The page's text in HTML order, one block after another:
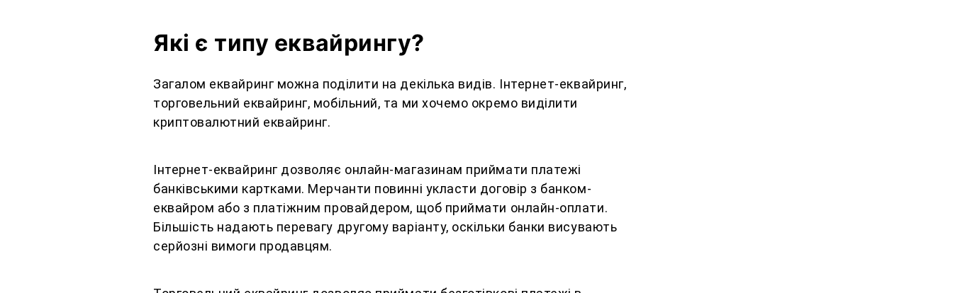
Які є типу еквайрингу?
Загалом еквайринг можна поділити на декілька видів. Інтернет-еквайринг,
торговельний еквайринг, мобільний, та ми хочемо окремо виділити
криптовалютний еквайринг.
Інтернет-еквайринг дозволяє онлайн-магазинам приймати платежі
банківськими картками. Мерчанти повинні укласти договір з банком-
еквайром або з платіжним провайдером, щоб приймати онлайн-оплати.
Більшість надають перевагу другому варіанту, оскільки банки висувають
серйозні вимоги продавцям.